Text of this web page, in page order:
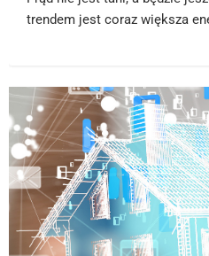
trendem jest coraz większa